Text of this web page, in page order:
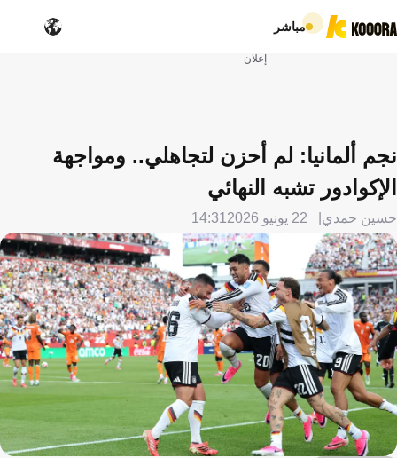
مباشر
إعلان
نجم ألمانيا: لم أحزن لتجاهلي.. ومواجهة
الإكوادور تشبه النهائي
حسين حمدي 22 يونيو 2026 14:31